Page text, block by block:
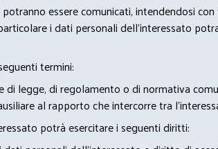
essere comunicati, intendendosi
i dati personali dell’interessato
termini:
legge, di regolamento o di normativa
al rapporto che intercorre tra
potrà esercitare i seguenti diritti: